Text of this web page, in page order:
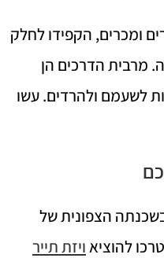
ומכרים, הקפידו לחלק
מרבית הדרכים הן
לשעמם ולהרדים. עשו
הצפונית של
להוציאויזת תייר